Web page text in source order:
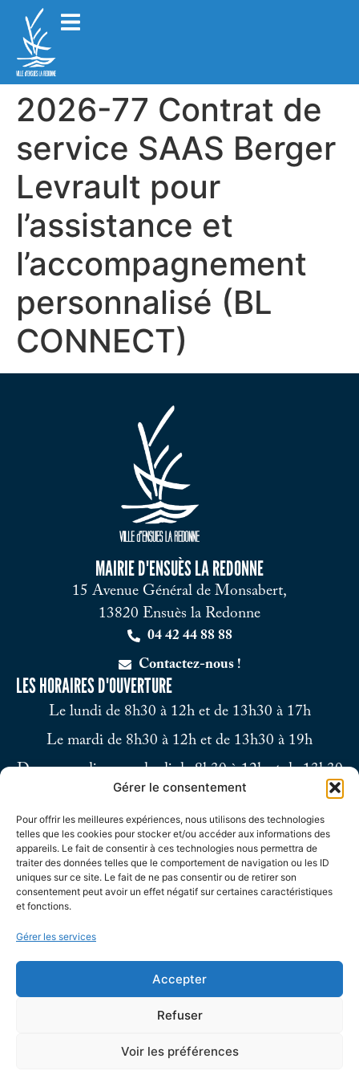
Gérer le consentement
Pour offrir les meilleures expériences, nous utilisons des technologies
telles que les cookies pour stocker et/ou accéder aux informations des
appareils. Le fait de consentir à ces technologies nous permettra de
traiter des données telles que le comportement de navigation ou les ID
uniques sur ce site. Le fait de ne pas consentir ou de retirer son
consentement peut avoir un effet négatif sur certaines caractéristiques
et fonctions.
Gérer les services
Accepter
Refuser
Voir les préférences
2026-77 Contrat de
service SAAS Berger
Levrault pour
l’assistance et
l’accompagnement
personnalisé (BL
CONNECT)
MAIRIE D'ENSUÈS LA REDONNE
15 Avenue Général de Monsabert,
13820 Ensuès la Redonne
04 42 44 88 88
Contactez-nous !
LES HORAIRES D'OUVERTURE
Le lundi de 8h30 à 12h et de 13h30 à 17h
Le mardi de 8h30 à 12h et de 13h30 à 19h
Du mercredi au vendredi de 8h30 à 12h et de 13h30
Le samedi de 9h à 12h
Confidentialité
Mentions Plan
© 2025 - Site